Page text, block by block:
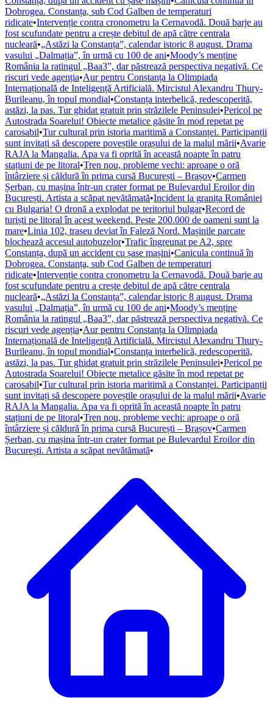
Dobrogea. Constanța, sub Cod Galben de temperaturi
ridicate•Intervenție contra cronometru la Cernavodă. Două barje au
fost scufundate pentru a crește debitul de apă către centrala
nucleară•„Astăzi la Constanța”, calendar istoric 8 august. Drama
vasului „Dalmația”, în urmă cu 100 de ani•Moody’s menține
România la ratingul „Baa3”, dar păstrează perspectiva negativă. Ce
riscuri vede agenția•Aur pentru Constanța la Olimpiada
Internațională de Inteligență Artificială. Mircistul Alexandru Thury-
Burileanu, în topul mondial•Constanța interbelică, redescoperită,
astăzi, la pas. Tur ghidat gratuit prin străzilele Peninsulei•Pericol pe
Autostrada Soarelui! Obiecte metalice găsite în mod repetat pe
carosabil•Tur cultural prin istoria maritimă a Constanței. Participanții
sunt invitați să descopere poveștile orașului de la malul mării•Avarie
RAJA la Mangalia. Apa va fi oprită în această noapte în patru
stațiuni de pe litoral•Tren nou, probleme vechi: aproape o oră
întârziere și căldură în prima cursă București – Brașov•Carmen
Șerban, cu mașina într-un crater format pe Bulevardul Eroilor din
București. Artista a scăpat nevătămată•Incident la granița României
cu Bulgaria! O dronă a explodat pe teritoriul bulgar•Record de
turiști pe litoral în acest weekend. Peste 200.000 de oameni sunt la
mare•Linia 102, traseu deviat în Faleză Nord. Mașinile parcate
blochează accesul autobuzelor•Trafic îngreunat pe A2, spre
Constanța, după un accident cu șase mașini•Canicula continuă în
Dobrogea. Constanța, sub Cod Galben de temperaturi
ridicate•Intervenție contra cronometru la Cernavodă. Două barje au
fost scufundate pentru a crește debitul de apă către centrala
nucleară•„Astăzi la Constanța”, calendar istoric 8 august. Drama
vasului „Dalmația”, în urmă cu 100 de ani•Moody’s menține
România la ratingul „Baa3”, dar păstrează perspectiva negativă. Ce
riscuri vede agenția•Aur pentru Constanța la Olimpiada
Internațională de Inteligență Artificială. Mircistul Alexandru Thury-
Burileanu, în topul mondial•Constanța interbelică, redescoperită,
astăzi, la pas. Tur ghidat gratuit prin străzilele Peninsulei•Pericol pe
Autostrada Soarelui! Obiecte metalice găsite în mod repetat pe
carosabil•Tur cultural prin istoria maritimă a Constanței. Participanții
sunt invitați să descopere poveștile orașului de la malul mării•Avarie
RAJA la Mangalia. Apa va fi oprită în această noapte în patru
stațiuni de pe litoral•Tren nou, probleme vechi: aproape o oră
întârziere și căldură în prima cursă București – Brașov•Carmen
Șerban, cu mașina într-un crater format pe Bulevardul Eroilor din
București. Artista a scăpat nevătămată•